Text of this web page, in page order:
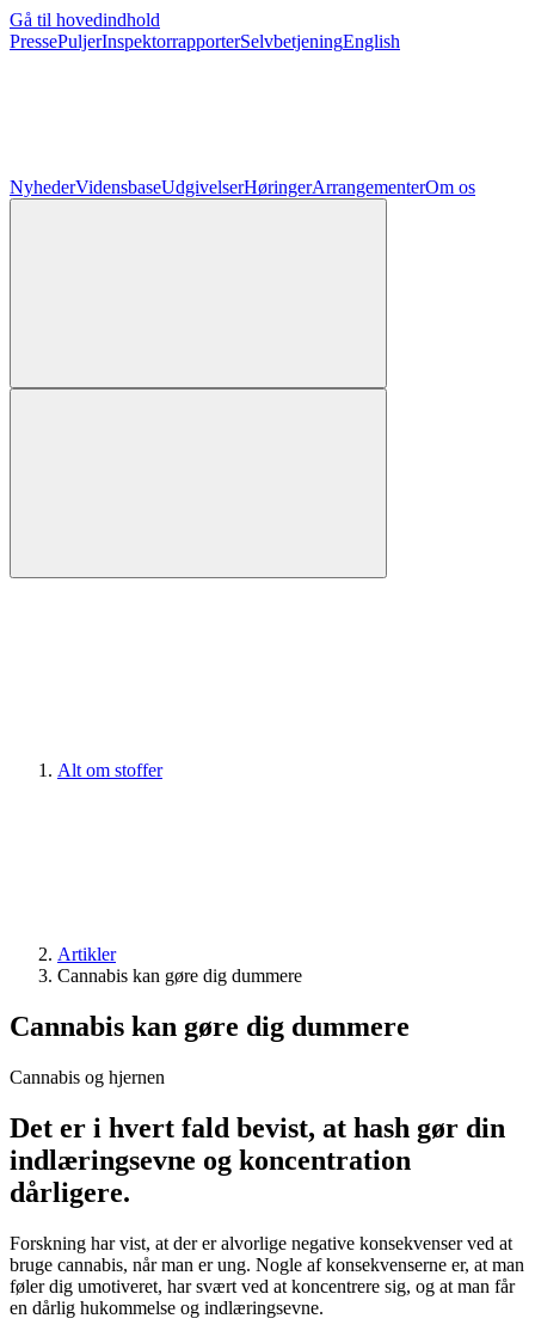
Gå til hovedindhold
PressePuljerInspektorrapporterSelvbetjeningEnglish
NyhederVidensbaseUdgivelserHøringerArrangementerOm os
Alt om stoffer
Artikler
Cannabis kan gøre dig dummere
Cannabis kan gøre dig dummere
Cannabis og hjernen
Det er i hvert fald bevist, at hash gør din
indlæringsevne og koncentration
dårligere.
Forskning har vist, at der er alvorlige negative konsekvenser ved at
bruge cannabis, når man er ung. Nogle af konsekvenserne er, at man
føler dig umotiveret, har svært ved at koncentrere sig, og at man får
en dårlig hukommelse og indlæringsevne.